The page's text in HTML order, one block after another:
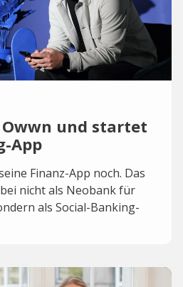
und startet
App
Finanz-App noch. Das
nicht als Neobank für
als Social-Banking-